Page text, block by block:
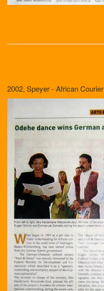
2002, Speyer - African Courier